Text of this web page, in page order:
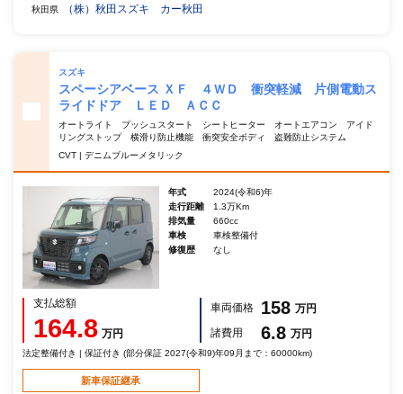
秋田県 （株）秋田スズキ カー秋田
スズキ
スペーシアベース ＸＦ ４ＷＤ 衝突軽減 片側電動ス
ライドドア ＬＥＤ ＡＣＣ
オートライト プッシュスタート シートヒーター オートエアコン アイド
リングストップ 横滑り防止機能 衝突安全ボディ 盗難防止システム
CVT | デニムブルーメタリック
年式
2024(令和6)年
走行距離
1.3万Km
排気量
660cc
車検
車検整備付
修復歴
なし
支払総額
164.8 万円
車両価格 158 万円
諸費用
6.8 万円
法定整備付き | 保証付き (部分保証 2027(令和9)年09月まで：60000km)
新車保証継承